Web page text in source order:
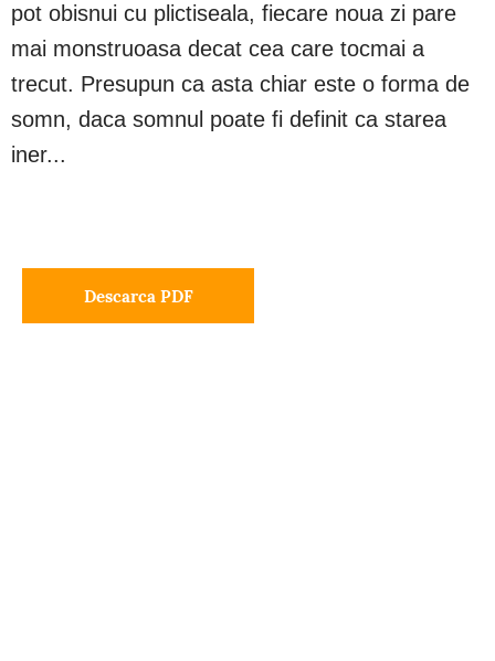
pot obisnui cu plictiseala, fiecare noua zi pare
mai monstruoasa decat cea care tocmai a
trecut. Presupun ca asta chiar este o forma de
somn, daca somnul poate fi definit ca starea
iner...
Descarca PDF